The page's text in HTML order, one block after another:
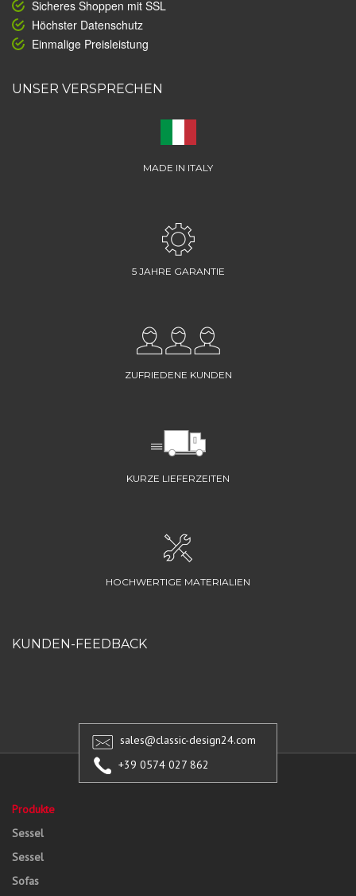
Sicheres Shoppen mit SSL
Höchster Datenschutz
Einmalige Preisleistung
UNSER VERSPRECHEN
MADE IN ITALY
5 JAHRE GARANTIE
ZUFRIEDENE KUNDEN
KURZE LIEFERZEITEN
HOCHWERTIGE MATERIALIEN
KUNDEN-FEEDBACK
sales@classic-design24.com
+39 0574 027 862
Produkte
Sessel
Sessel
Sofas